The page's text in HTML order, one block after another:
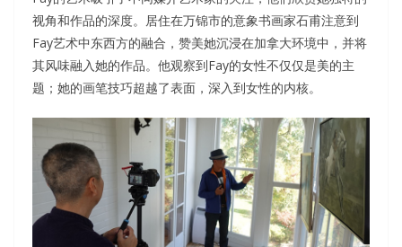
视角和作品的深度。居住在万锦市的意象书画家石甫注意到
Fay艺术中东西方的融合，赞美她沉浸在加拿大环境中，并将
其风味融入她的作品。他观察到Fay的女性不仅仅是美的主
题；她的画笔技巧超越了表面，深入到女性的内核。